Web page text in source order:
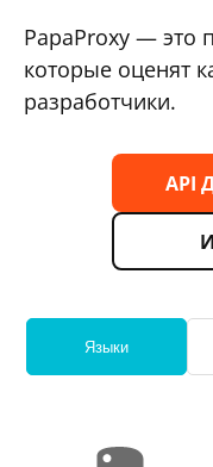
PapaProxy — это
которые оценят
разработчики.
API
Языки